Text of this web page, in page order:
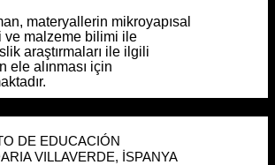
materyallerin mikroyapısal
ve malzeme bilimi ile
araştırmaları ile ilgili
ele alınması için
materyallerin mikroyapısal
ve malzeme bilimi ile
araştırmaları ile ilgili
ele alınması için
DE EDUCACIÓN
VILLAVERDE, İSPANYA
DE EDUCACIÓN
VILLAVERDE, İSPANYA